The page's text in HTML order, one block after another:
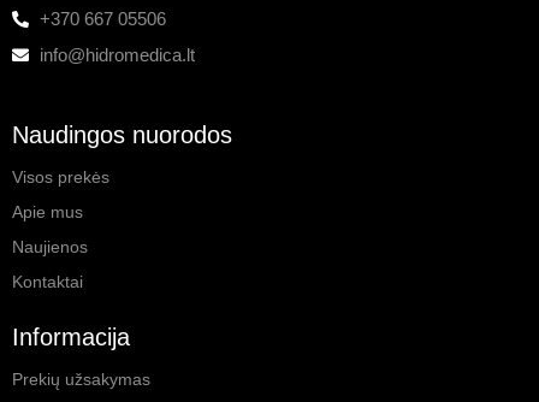
+370 667 05506
info@hidromedica.lt
Naudingos nuorodos
Visos prekės
Apie mus
Naujienos
Kontaktai
Informacija
Prekių užsakymas